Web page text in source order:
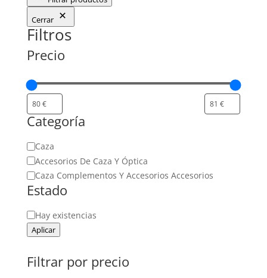
Cerrar
Filtros
Precio
Categoría
Categoría
Caza
Accesorios De Caza Y Óptica
Caza Complementos Y Accesorios Accesorios
Estado
Estado
Hay existencias
Aplicar
Filtrar por precio